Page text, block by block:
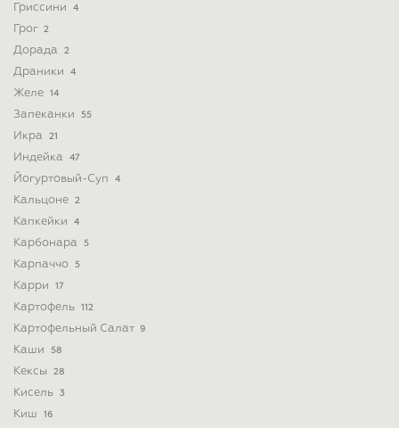
Гриссини 4
Грог 2
Дорада 2
Драники 4
Желе 14
Запеканки 55
Икра 21
Индейка 47
Йогуртовый-Суп 4
Кальцоне 2
Капкейки 4
Карбонара 5
Карпаччо 5
Карри 17
Картофель 112
Картофельный Салат 9
Каши 58
Кексы 28
Кисель 3
Киш 16